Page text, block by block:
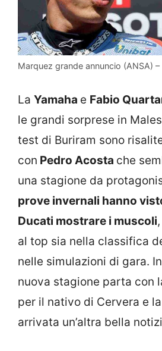
Marquez grande annuncio (ANSA) –
La Yamaha e Fabio
le grandi sorprese in
test di Buriram sono
con Pedro Acosta che
una stagione da
prove invernali hanno
Ducati mostrare i muscoli
al top sia nella classifica
nelle simulazioni di gara.
nuova stagione parta con
per il nativo di Cervera e
arrivata un’altra bella